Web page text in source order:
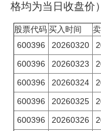
格均为当日收盘价）
股票代码 买入时间
600396
20260320
600396
20260323
600396
20260324
600396
20260325
600396
20260326